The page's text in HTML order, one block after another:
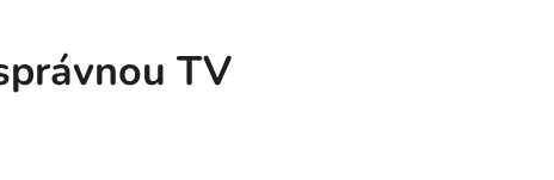
TV